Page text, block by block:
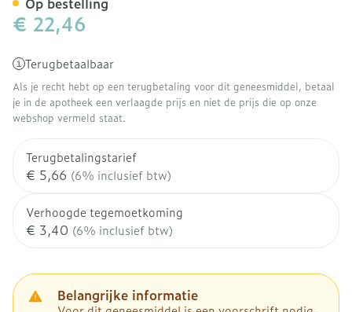
€ 22,46
Terugbetaalbaar
Als je recht hebt op een terugbetaling voor dit geneesmiddel, betaal
je in de apotheek een verlaagde prijs en niet de prijs die op onze
webshop vermeld staat.
Terugbetalingstarief
€ 5,66 (6% inclusief btw)
Verhoogde tegemoetkoming
€ 3,40 (6% inclusief btw)
Belangrijke informatie